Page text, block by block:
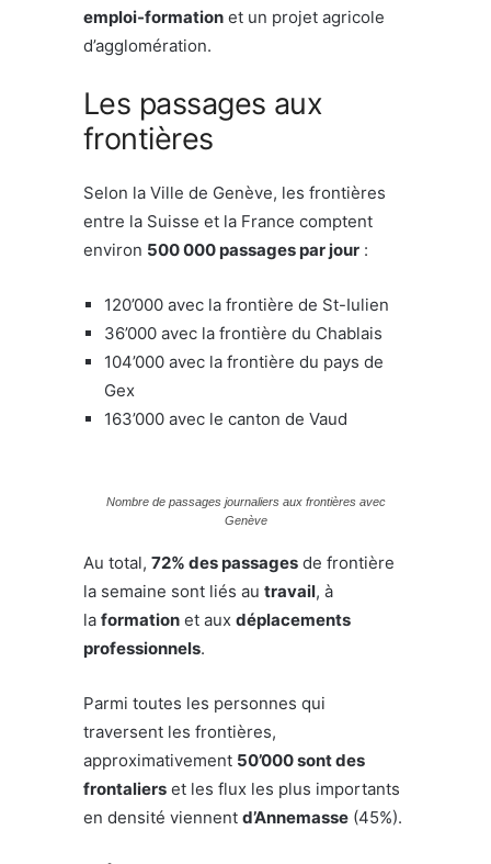
emploi-formation et un projet agricole
d’agglomération.
Les passages aux
frontières
Selon la Ville de Genève, les frontières
entre la Suisse et la France comptent
environ 500 000 passages par jour :
120’000 avec la frontière de St-Iulien
36’000 avec la frontière du Chablais
104’000 avec la frontière du pays de
Gex
163’000 avec le canton de Vaud
Nombre de passages journaliers aux frontières avec
Genève
Au total, 72% des passages de frontière
la semaine sont liés au travail, à
la formation et aux déplacements
professionnels.
Parmi toutes les personnes qui
traversent les frontières,
approximativement 50’000 sont des
frontaliers et les flux les plus importants
en densité viennent d’Annemasse (45%).